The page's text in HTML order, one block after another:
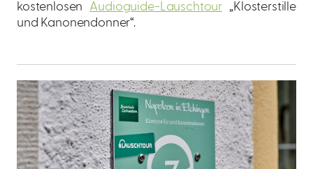
kostenlosen Audioguide-Lauschtour „Klosterstille
und Kanonendonner“.